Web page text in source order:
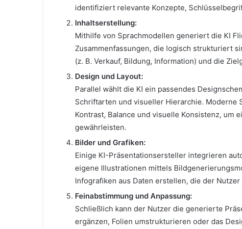
identifiziert relevante Konzepte,
Inhaltserstellung:
Mithilfe von Sprachmodellen generiert die KI
Zusammenfassungen, die logisch strukturiert
(z. B. Verkauf, Bildung, Information) und die
Design und Layout:
Parallel wählt die KI ein passendes
Schriftarten und visueller Hierarchie. Moderne
Kontrast, Balance und visuelle Konsistenz, um
gewährleisten.
Bilder und Grafiken:
Einige KI-Präsentationsersteller integrieren
eigene Illustrationen mittels
Infografiken aus Daten erstellen, die der
Feinabstimmung und Anpassung:
Schließlich kann der Nutzer die generierte
ergänzen, Folien umstrukturieren oder das